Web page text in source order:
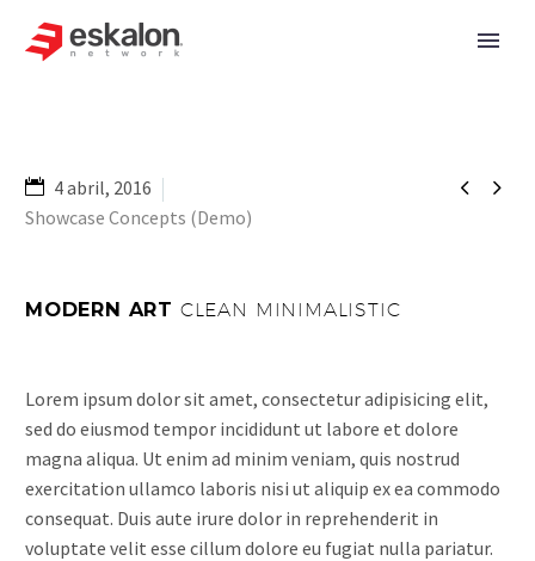
 
4 abril, 2016
Showcase Concepts (Demo)
MODERN ART CLEAN MINIMALISTIC
Lorem ipsum dolor sit amet, consectetur adipisicing elit,
sed do eiusmod tempor incididunt ut labore et dolore
magna aliqua. Ut enim ad minim veniam, quis nostrud
exercitation ullamco laboris nisi ut aliquip ex ea commodo
consequat. Duis aute irure dolor in reprehenderit in
voluptate velit esse cillum dolore eu fugiat nulla pariatur.